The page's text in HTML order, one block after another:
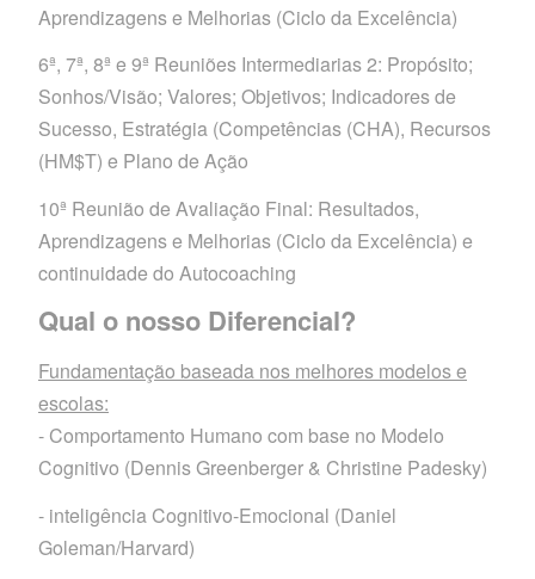
Aprendizagens e Melhorias (Ciclo da Excelência)
6ª, 7ª, 8ª e 9ª Reuniões Intermediarias 2: Propósito;
Sonhos/Visão; Valores; Objetivos; Indicadores de
Sucesso, Estratégia (Competências (CHA), Recursos
(HM$T) e Plano de Ação
10ª Reunião de Avaliação Final: Resultados,
Aprendizagens e Melhorias (Ciclo da Excelência) e
continuidade do Autocoaching
Qual o nosso Diferencial?
Fundamentação baseada nos melhores modelos e
escolas:
- Comportamento Humano com base no Modelo
Cognitivo (Dennis Greenberger & Christine Padesky)
- inteligência Cognitivo-Emocional (Daniel
Goleman/Harvard)